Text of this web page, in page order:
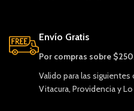
Envío Gratis
Por compras sobre
Valido para las siguientes
Vitacura, Providencia y